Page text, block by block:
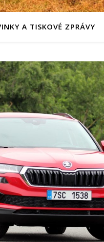
A TISKOVÉ ZPRÁVY